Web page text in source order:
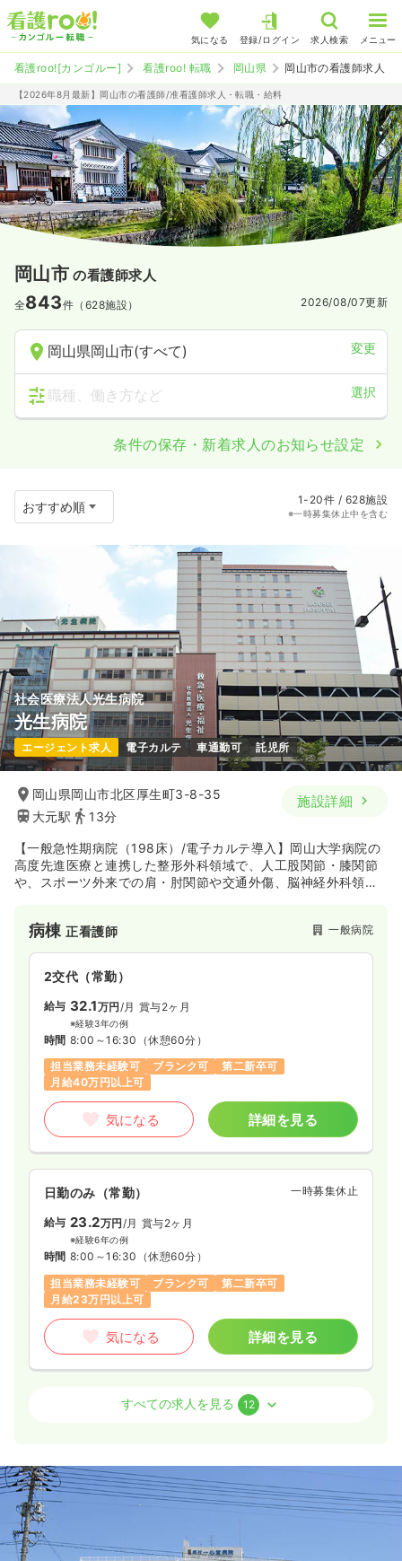
気になる 登録/ログイン 求人検索 メニュー
看護roo![カンゴルー] 看護roo! 転職 岡山県 岡山市の看護師求人
【2026年8月最新】岡山市の看護師/准看護師求人・転職・給料
岡山市 の看護師求人
全843件（628施設） 2026/08/07更新
岡山県岡山市(すべて) 変更
職種、働き方など 選択
条件の保存・新着求人のお知らせ設定
1-20件 / 628施設
※一時募集休止中を含む
社会医療法人光生病院
光生病院
エージェント求人 電子カルテ 車通勤可 託児所
岡山県岡山市北区厚生町3-8-35
大元駅
13分
施設詳細
【一般急性期病院（198床）/電子カルテ導入】岡山大学病院の
高度先進医療と連携した整形外科領域で、人工股関節・膝関節
や、スポーツ外来での肩・肘関節や交通外傷、脳神経外科領域
いれています。また、岡山大学病院の救急医療より6人の救急専
門医を派遣しており、大学と連携した高度三次救急や岡山市民
病院のER型救急の後方支援としての機能と共に、ニ次救急医療
や、高齢化する地域のため診療所の先生方と力を合わせて在宅
医療に力を入れております。
病棟正看護師 一般病院
2交代（常勤）
給与 32.1万円 /月 賞与2ヶ月
※経験3年の例
時間 8:00～16:30 （休憩60分）
担当業務未経験可
ブランク可
第二新卒可
月給40万円以上可
気になる 詳細を見る
日勤のみ（常勤） 一時募集休止
給与 23.2万円/月 賞与2ヶ月
※経験6年の例
時間 8:00～16:30 （休憩60分）
担当業務未経験可
ブランク可
第二新卒可
月給23万円以上可
気になる 詳細を見る
給与 22.5〜37.1万円/月
※一例
時間
月給37万円以上可
すべての求人を見る 12